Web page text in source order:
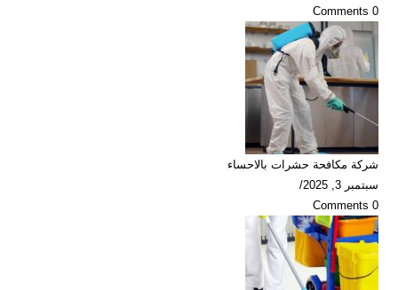
0 Comments
شركة مكافحة حشرات بالاحساء
سبتمبر 3, 2025
/
0 Comments